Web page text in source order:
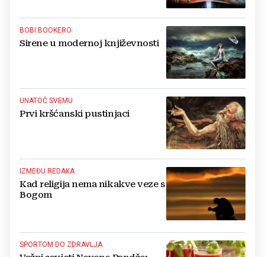
BOBI BOOKERO
Sirene u modernoj književnosti
UNATOČ SVEMU
Prvi kršćanski pustinjaci
IZMEĐU REDAKA
Kad religija nema nikakve veze s
Bogom
SPORTOM DO ZDRAVLJA